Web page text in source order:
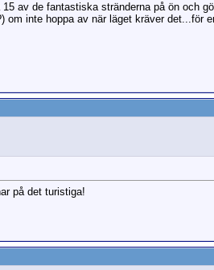
av de fantastiska stränderna på ön och
inte hoppa av när läget kräver det...för
på det turistiga!